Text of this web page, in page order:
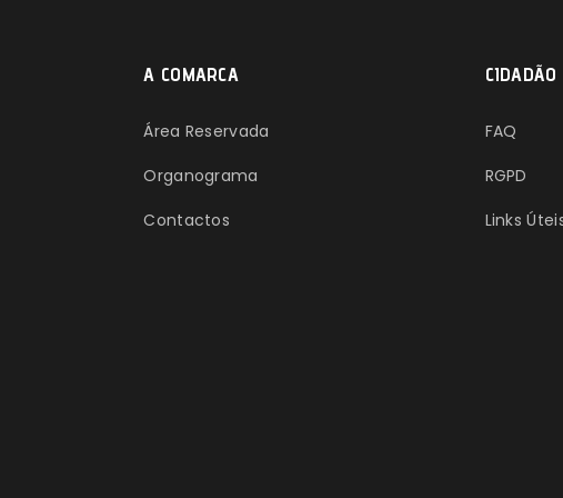
A COMARCA
Área Reservada
Organograma
Contactos
CIDADÃO
FAQ
RGPD
Links